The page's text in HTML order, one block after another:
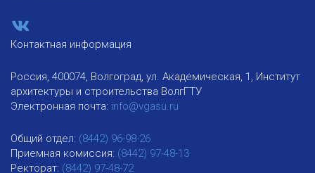
Контактная информация
Россия, 400074, Волгоград, ул. Академическая, 1, Институт
архитектуры и строительства ВолгГТУ
Электронная почта: info@vgasu.ru
Общий отдел: (8442) 96-98-26
Приемная комиссия: (8442) 97-48-13
Ректорат: (8442) 97-48-72